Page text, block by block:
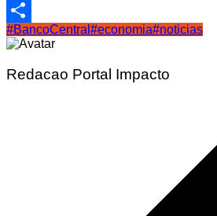
Email
Share
#BancoCentral #economia#noticias
Redacao Portal Impacto